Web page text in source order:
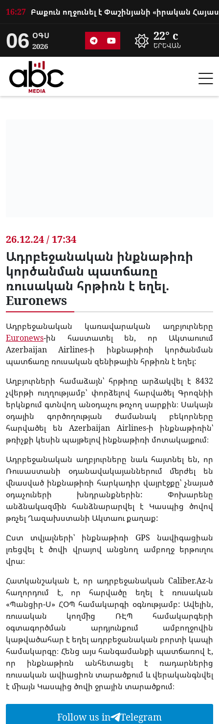
16:27
06 ՕԳՍ
2026
22° c
ԵՐԵՎԱՆ
26.12.24 / 17:34
Ադրբեջանական ինքնաթիռի
կործանման պատճառը
ռուսական հրթիռն է եղել.
Euronews
Ադրբեջանական կառավարական աղբյուրները
Euronews-ին հաստատել են, որ Ակտաուում
Azerbaijan Airlines-ի ինքնաթիռի կործանման
պատճառը ռուսական զենիթային հրթիռն է եղել:
Աղբյուրների համաձայն՝ հրթիռը արձակվել է 8432
չվերթի ուղղությամբ՝ փորձելով հարվածել Գրոզնիի
երկնքում գտնվող անօդաչու թռչող սարքին։ Սակայն
օդային գործողության ժամանակ բեկորները
հարվածել են Azerbaijan Airlines-ի ինքնաթիռին՝
թռիչքի կեսին պայթելով ինքնաթիռի մոտակայքում։
Ադրբեջանական աղբյուրները նաև հայտնել են, որ
Ռուսաստանի օդանավակայաններում մերժել են
վնասված ինքնաթիռի հարկադիր վայրէջքը՝ չնայած
օդաչուների խնդրանքներին: Փոխարենը
անձնակազմին հանձնարարվել է Կասպից ծովով
թռչել Ղազախստանի Ակտաու քաղաք:
Ըստ տվյալների՝ ինքնաթիռի GPS նավիգացիան
լռեցվել է ծովի վրայով անցնող ամբողջ երթուղու
վրա։
Հատկանշական է, որ ադրբեջանական Caliber.Az-ն
հաղորդում է, որ հարվածը եղել է ռուսական
«Պանցիր-Ս» ՀՕՊ համակարգի օգնությամբ: Ավելին,
ռուսական կողմից ՌԷՊ համակարգերի
օգտագործման արդյունքում ամբողջովին
կաթվածահար է եղել ադրբեջանական բորտի կապի
համակարգը։ Հենց այս հանգամանքի պատճառով է,
որ ինքնաթիռն անհետացել է ռադարներից
ռուսական ավիացիոն տարածքում և վերականգնվել
է միայն Կասպից ծովի ջրային տարածքում։
Follow us in Telegram